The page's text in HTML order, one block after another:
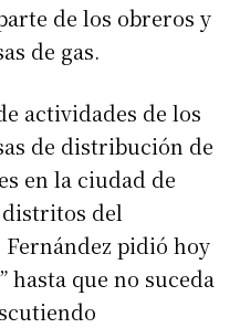
de los obreros y
de gas.
actividades de los
de distribución de
en la ciudad de
distritos del
pidió hoy
hasta que no suceda